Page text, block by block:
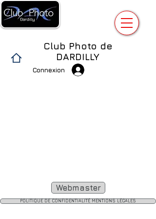
Club Photo de
DARDILLY
Connexion
Webmaster
POLITIQUE DE CONFIDENTIALITÉ MENTIONS LÉGALES